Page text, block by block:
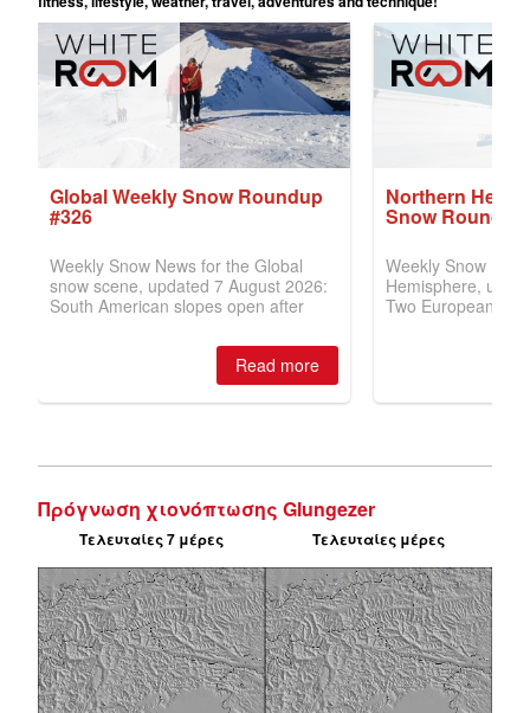
Πρόγνωση χιονόπτωσης Glungezer
Τελευταίες 7 μέρες Τελευταίες μέρες